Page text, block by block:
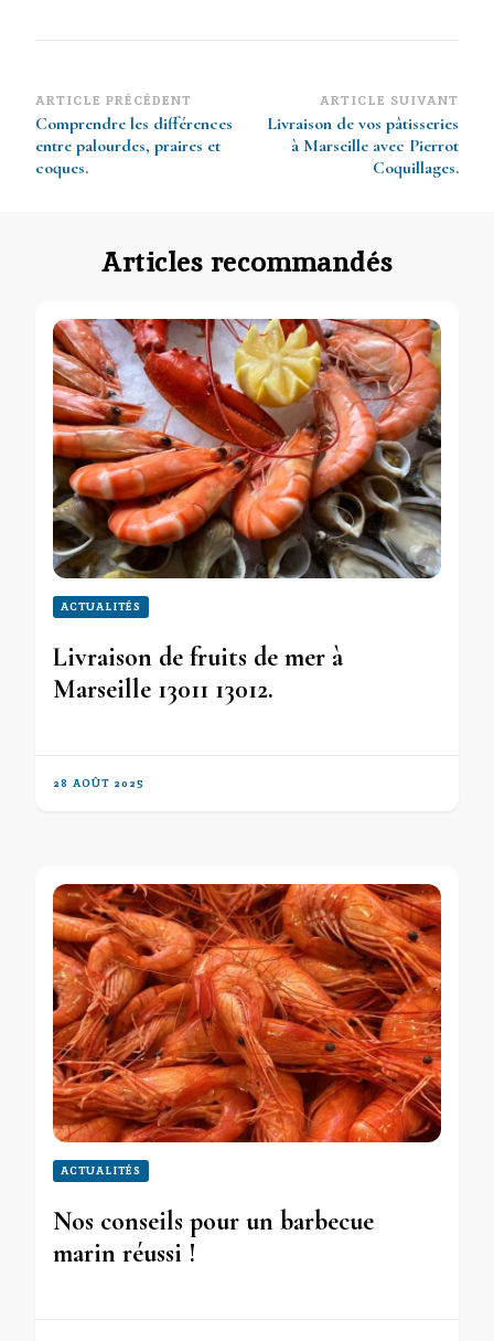
Navigation
d’article
ARTICLE PRÉCÉDENT
Comprendre les différences
entre palourdes, praires et
coques.
ARTICLE SUIVANT
Livraison de vos pâtisseries
à Marseille avec Pierrot
Coquillages.
Articles recommandés
ACTUALITÉS
Livraison de fruits de mer à
Marseille 13011 13012.
28 AOÛT 2025
ACTUALITÉS
Nos conseils pour un barbecue
marin réussi !